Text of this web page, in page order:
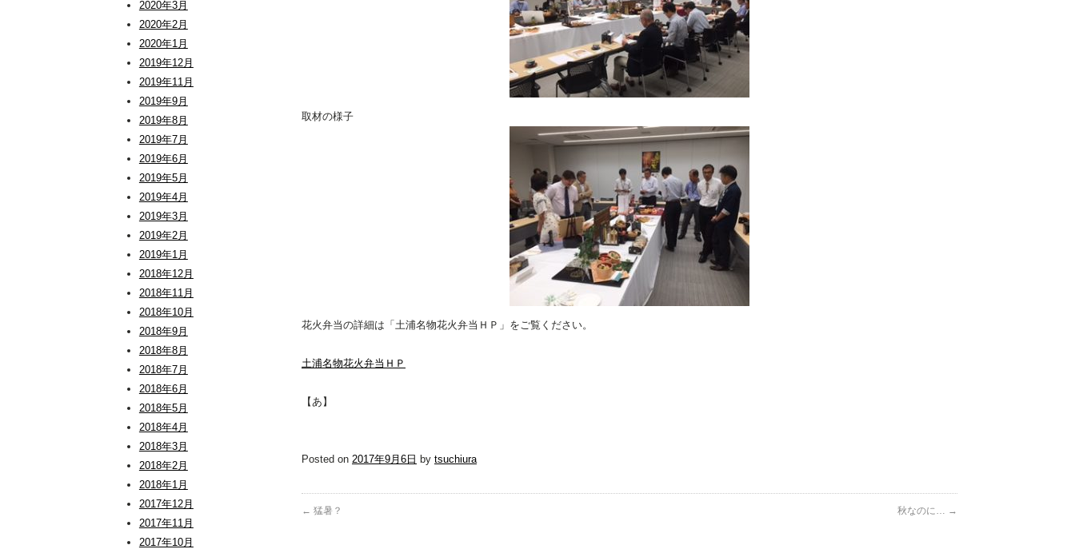
2020年3月
2020年2月
2020年1月
2019年12月
2019年11月
2019年9月
2019年8月
2019年7月
2019年6月
2019年5月
2019年4月
2019年3月
2019年2月
2019年1月
2018年12月
2018年11月
2018年10月
2018年9月
2018年8月
2018年7月
2018年6月
2018年5月
2018年4月
2018年3月
2018年2月
2018年1月
2017年12月
2017年11月
2017年10月
取材の様子
花火弁当の詳細は「土浦名物花火弁当ＨＰ」をご覧ください。
土浦名物花火弁当ＨＰ
【あ】
Posted on 2017年9月6日 by tsuchiura
← 猛暑？ 秋なのに… →